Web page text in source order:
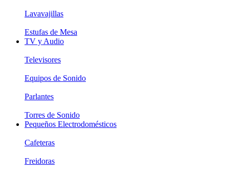
Lavavajillas
Estufas de Mesa
TV y Audio
Televisores
Equipos de Sonido
Parlantes
Torres de Sonido
Pequeños Electrodomésticos
Cafeteras
Freidoras